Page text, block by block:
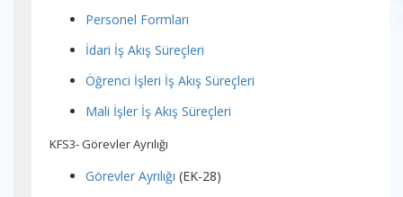
Personel Formları
İdari İş Akış Süreçleri
Öğrenci İşleri İş Akış Süreçleri
Mali İşler İş Akış Süreçleri
KFS3- Görevler Ayrılığı
Görevler Ayrılığı (EK-28)